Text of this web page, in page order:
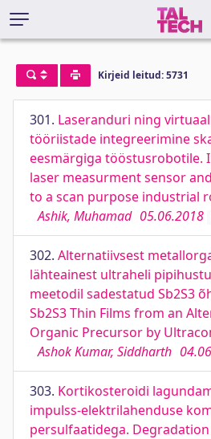
Kirjeid leitud: 5731
301. Laseranduri ning
tööriistade integreerimine
eesmärgiga tööstusrobotile.
laser measurment sensor
to a scan purpose industrial
Ashik, Muhamad 05.06.2018
302. Alternatiivsest
lähteainest ultraheli
meetodil sadestatud Sb2S3
Sb2S3 Thin Films from an
Organic Precursor by
Ashok Kumar, Siddharth
303. Kortikosteroidi
impulss-elektrilahenduse
persulfaatidega.